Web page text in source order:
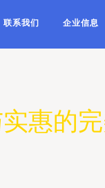
联系我们 企业信息
惠的